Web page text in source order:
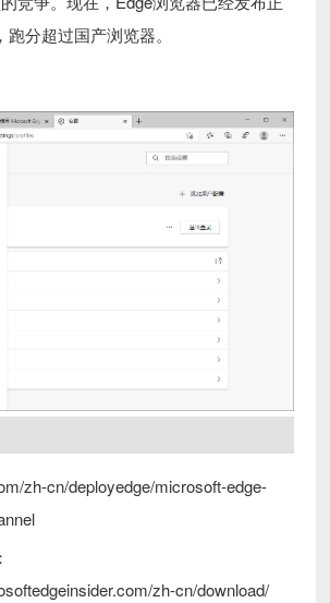
分超过国产浏览器。
zh-cn/deployedge/microsoft-edge-
zh-cn/download/